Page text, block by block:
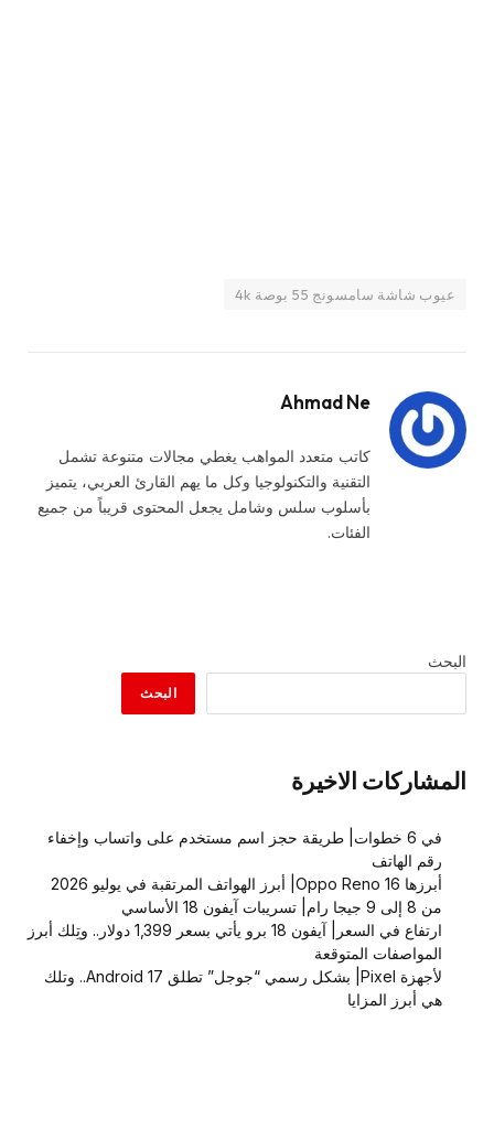
عيوب شاشة سامسونج 55 بوصة 4k
Ahmad Ne
كاتب متعدد المواهب يغطي مجالات متنوعة تشمل
التقنية والتكنولوجيا وكل ما يهم القارئ العربي، يتميز
بأسلوب سلس وشامل يجعل المحتوى قريباً من جميع
الفئات.
البحث
البحث
المشاركات الاخيرة
في 6 خطوات| طريقة حجز اسم مستخدم على واتساب وإخفاء
رقم الهاتف
أبرزها Oppo Reno 16| أبرز الهواتف المرتقبة في يوليو 2026
من 8 إلى 9 جيجا رام| تسريبات آيفون 18 الأساسي
ارتفاع في السعر| آيفون 18 برو يأتي بسعر 1,399 دولار.. وتِلك أبرز
المواصفات المتوقعة
لأجهزة Pixel| بشكل رسمي “جوجل” تطلق Android 17.. وتلك
هي أبرز المزايا